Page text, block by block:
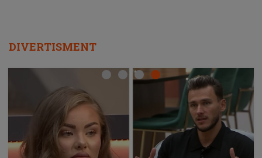
DIVERTISMENT